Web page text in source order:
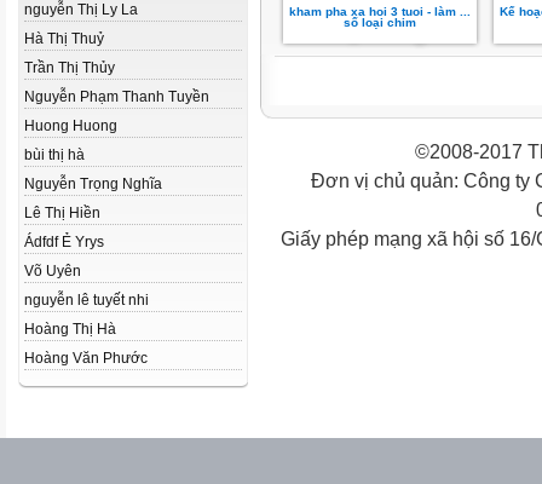
nguyễn Thị Ly La
Hà Thị Thuỷ
Trần Thị Thủy
Nguyễn Phạm Thanh Tuyền
Huong Huong
bùi thị hà
Nguyễn Trọng Nghĩa
Lê Thị Hiền
Ádfdf Ẻ Yrys
Võ Uyên
nguyễn lê tuyết nhi
Hoàng Thị Hà
Hoàng Văn Phước
kham pha xa hoi 3 tuoi - làm ...
số loại chim
Kế
©2008-2017
Đơn vị chủ quản: Công ty
Giấy phép mạng xã hội số